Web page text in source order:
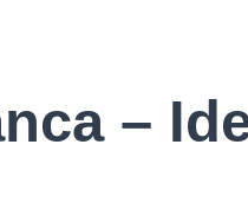
–